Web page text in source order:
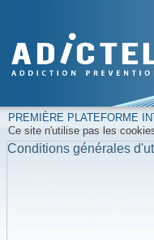
PREMIÈRE PLATEFORME
Ce site n'utilise pas les
Conditions générales